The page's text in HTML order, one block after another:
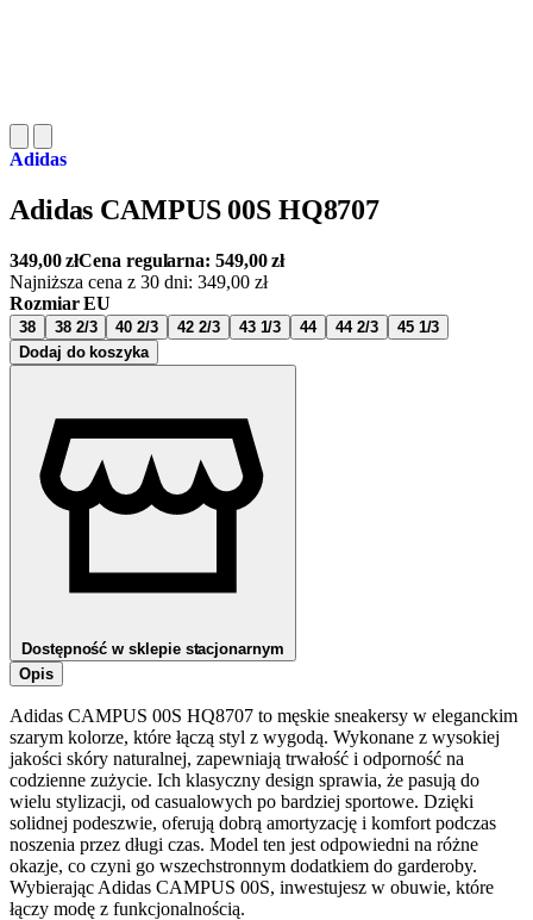
Adidas
Adidas CAMPUS 00S HQ8707
349,00złCena regularna:549,00zł
Najniższa cena z 30 dni: 349,00 zł
Rozmiar EU
38 38 2/3 40 2/3 42 2/3 43 1/3 44 44 2/3
45 1/3
Dodaj do koszyka
Dostępność w sklepie stacjonarnym
Opis
Adidas CAMPUS 00S HQ8707 to męskie sneakersy w eleganckim
szarym kolorze, które łączą styl z wygodą. Wykonane z wysokiej
jakości skóry naturalnej, zapewniają trwałość i odporność na
codzienne zużycie. Ich klasyczny design sprawia, że pasują do
wielu stylizacji, od casualowych po bardziej sportowe. Dzięki
solidnej podeszwie, oferują dobrą amortyzację i komfort podczas
noszenia przez długi czas. Model ten jest odpowiedni na różne
okazje, co czyni go wszechstronnym dodatkiem do garderoby.
Wybierając Adidas CAMPUS 00S, inwestujesz w obuwie, które
łączy modę z funkcjonalnością.